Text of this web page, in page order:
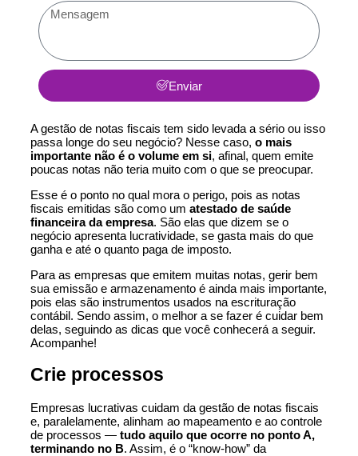
A gestão de notas fiscais tem sido levada a sério ou isso
passa longe do seu negócio? Nesse caso, o mais
importante não é o volume em si, afinal, quem emite
poucas notas não teria muito com o que se preocupar.
Esse é o ponto no qual mora o perigo, pois as notas
fiscais emitidas são como um atestado de saúde
financeira da empresa. São elas que dizem se o
negócio apresenta lucratividade, se gasta mais do que
ganha e até o quanto paga de imposto.
Para as empresas que emitem muitas notas, gerir bem
sua emissão e armazenamento é ainda mais importante,
pois elas são instrumentos usados na escrituração
contábil. Sendo assim, o melhor a se fazer é cuidar bem
delas, seguindo as dicas que você conhecerá a seguir.
Acompanhe!
Crie processos
Empresas lucrativas cuidam da gestão de notas fiscais
e, paralelamente, alinham ao mapeamento e ao controle
de processos — tudo aquilo que ocorre no ponto A,
terminando no B. Assim, é o “know-how” da
Enviar